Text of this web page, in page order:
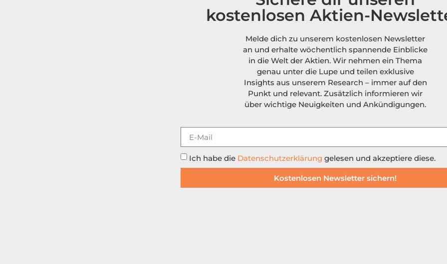
kostenlosen Aktien-
Melde dich zu unserem kostenlosen Newsletter
an und erhalte wöchentlich spannende Einblicke
in die Welt der Aktien. Wir nehmen ein Thema
genau unter die Lupe und teilen exklusive
Insights aus unserem Research – immer auf den
Punkt und relevant. Zusätzlich informieren wir
über wichtige Neuigkeiten und Ankündigungen.
Ich habe die Datenschutzerklärung gelesen und akzeptiere diese.
Kostenlosen Newsletter sichern!